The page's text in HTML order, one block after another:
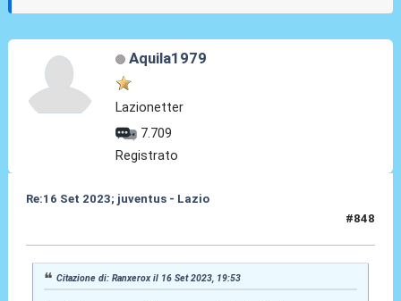
Aquila1979
Lazionetter
7.709
Registrato
Re:16 Set 2023; juventus - Lazio
#848
Citazione di: Ranxerox il 16 Set 2023, 19:53